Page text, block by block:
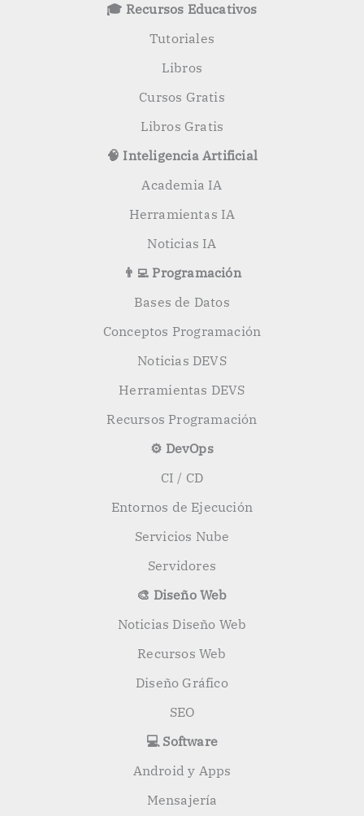
🎓 Recursos Educativos
Tutoriales
Libros
Cursos Gratis
Libros Gratis
🧠 Inteligencia Artificial
Academia IA
Herramientas IA
Noticias IA
👨‍💻 Programación
Bases de Datos
Conceptos Programación
Noticias DEVS
Herramientas DEVS
Recursos Programación
⚙️ DevOps
CI / CD
Entornos de Ejecución
Servicios Nube
Servidores
🎨 Diseño Web
Noticias Diseño Web
Recursos Web
Diseño Gráfico
SEO
💻 Software
Android y Apps
Mensajería